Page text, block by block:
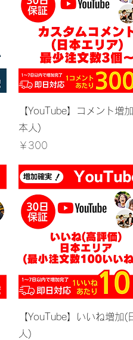
クイックビュー
【YouTube】コメント増
本人)
価格
￥300
クイックビュー
【YouTube】いいね増加(
人)